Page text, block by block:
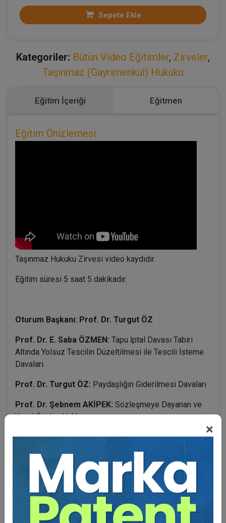
×
Sepete Ekle
Kategoriler: Bütün Video Eğitimler, Zirveler,
Taşınmaz (Gayrimenkul) Hukuku
Eğitim İçeriği Eğitmen
Eğitim Önizlemesi
Taşınmaz Hukuku Zirvesi video kaydıdır.
Eğitim süresi 5 saat 5 dakikadır.
Oturum Başkanı: Prof. Dr. Turgut ÖZ
Prof. Dr. E. Saba ÖZMEN: Tapu İptal Davası Tabiri
Altında Yolsuz Tescilin Düzeltilmesi ile Tescili İsteme
Davaları
Prof. Dr. Turgut ÖZ: Paydaşlığın Giderilmesi Davaları
Prof. Dr. Şebnem AKİPEK: Sözleşmeye Dayanan ve
Yasal Önalım Hakkı
Prof. Dr. Sezer ÇABRİ:Ayıplı Konut Davaları
BENZER VIDEO EĞITIMLER